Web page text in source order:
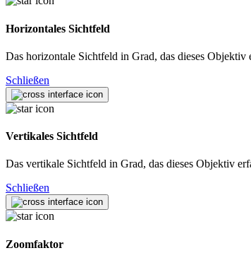
Horizontales Sichtfeld
Das horizontale Sichtfeld in Grad, das dieses
Schließen
Vertikales Sichtfeld
Das vertikale Sichtfeld in Grad, das dieses Objektiv
Schließen
Zoomfaktor